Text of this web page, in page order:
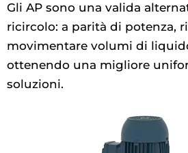
Gli AP sono una valida
ricircolo: a parità di potenza,
movimentare volumi di
ottenendo una migliore
soluzioni.